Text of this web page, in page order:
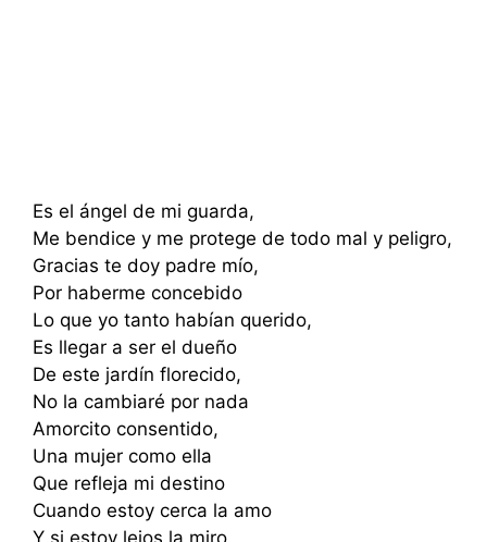
Es el ángel de mi guarda,
Me bendice y me protege de todo mal y peligro,
Gracias te doy padre mío,
Por haberme concebido
Lo que yo tanto habían querido,
Es llegar a ser el dueño
De este jardín florecido,
No la cambiaré por nada
Amorcito consentido,
Una mujer como ella
Que refleja mi destino
Cuando estoy cerca la amo
Y si estoy lejos la miro.